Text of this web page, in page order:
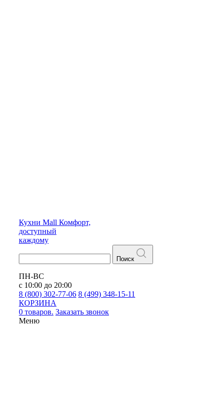
Кухни Mall Комфорт,
доступный
каждому
Поиск
ПН-ВС
с 10:00 до 20:00
8 (800) 302-77-06 8 (499) 348-15-11
КОРЗИНА
0 товаров. Заказать звонок
Меню